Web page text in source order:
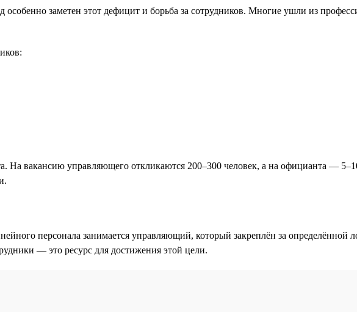
заметен этот дефицит и борьба за сотрудников. Многие ушли из
На вакансию управляющего откликаются 200–300 человек, а на официанта —
персонала занимается управляющий, который закреплён за определённой
— это ресурс для достижения этой цели.